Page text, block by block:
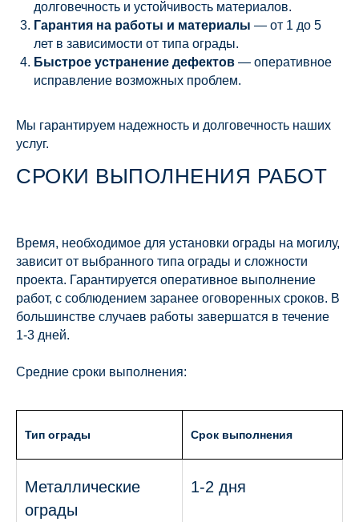
долговечность и устойчивость материалов.
Гарантия на работы и материалы — от 1 до 5
лет в зависимости от типа ограды.
Быстрое устранение дефектов — оперативное
исправление возможных проблем.
Мы гарантируем надежность и долговечность наших
услуг.
СРОКИ ВЫПОЛНЕНИЯ РАБОТ
Время, необходимое для установки ограды на могилу,
зависит от выбранного типа ограды и сложности
проекта. Гарантируется оперативное выполнение
работ, с соблюдением заранее оговоренных сроков. В
большинстве случаев работы завершатся в течение
1-3 дней.
Средние сроки выполнения:
Тип ограды Срок выполнения
Металлические
ограды
1-2 дня